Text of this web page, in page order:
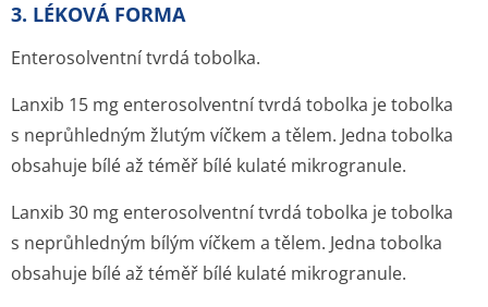
3. LÉKOVÁ FORMA
Enterosolventní tvrdá tobolka.
Lanxib 15 mg enterosolventní tvrdá tobolka je tobolka
s neprůhledným žlutým víčkem a tělem. Jedna tobolka
obsahuje bílé až téměř bílé kulaté mikrogranule.
Lanxib 30 mg enterosolventní tvrdá tobolka je tobolka
s neprůhledným bílým víčkem a tělem. Jedna tobolka
obsahuje bílé až téměř bílé kulaté mikrogranule.